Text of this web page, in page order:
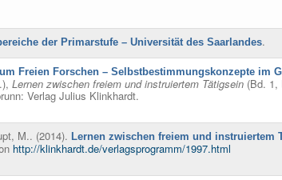
der Primarstufe – Universität des Saarlandes.
Freien Forschen – Selbstbestimmungskonzepte im
, Lernen zwischen freiem und instruiertem Tätigsein (Bd. 1,
Verlag Julius Klinkhardt.
M.. (2014). Lernen zwischen freiem und instruiertem
http://klinkhardt.de/verlagsprogramm/1997.html